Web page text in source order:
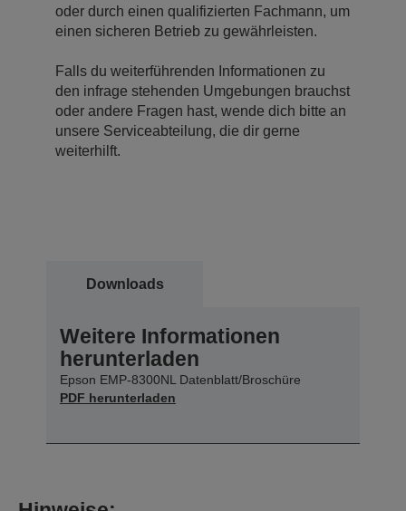
oder durch einen qualifizierten Fachmann, um
einen sicheren Betrieb zu gewährleisten.
Falls du weiterführenden Informationen zu
den infrage stehenden Umgebungen brauchst
oder andere Fragen hast, wende dich bitte an
unsere Serviceabteilung, die dir gerne
weiterhilft.
Downloads
Weitere Informationen
herunterladen
Epson EMP-8300NL Datenblatt/Broschüre
PDF herunterladen